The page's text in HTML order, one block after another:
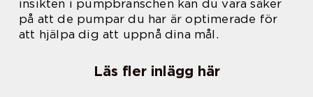
insikten i pumpbranschen kan du vara säker
på att de pumpar du har är optimerade för
att hjälpa dig att uppnå dina mål.
Läs fler inlägg här